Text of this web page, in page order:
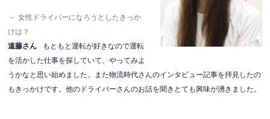
－
女性ドライバーになろうとしたきっか
けは？
遠藤さん
もともと運転が好きなので運転
を活かした仕事を探していて、やってみよ
うかなと思い始めました。また物流時代さんのインタビュー記事を拝見したの
もきっかけです。他のドライバーさんのお話を聞きとても興味が湧きました。